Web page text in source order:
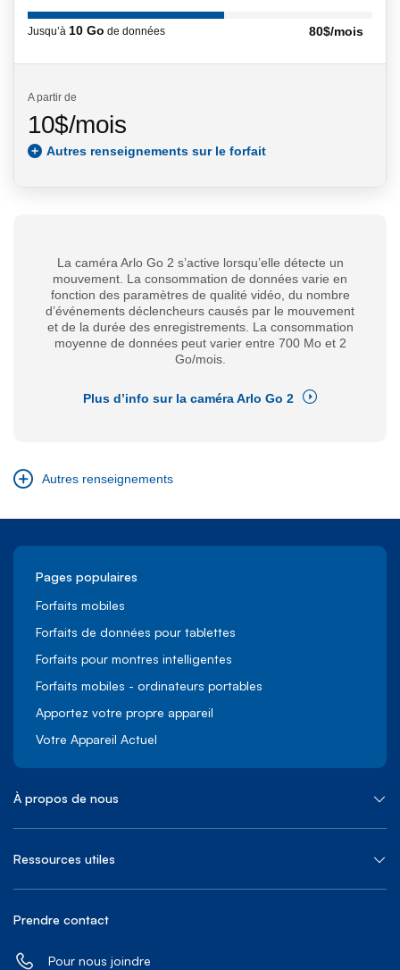
Jusqu’à 10 Go de données 80$/mois
$80 par mois
A partir de
10$/mois
dollars par mois
$10.00 par mois
Forfait flexible
Autres renseignements sur le forfait
La caméra Arlo Go 2 s’active lorsqu’elle détecte un
mouvement. La consommation de données varie en
fonction des paramètres de qualité vidéo, du nombre
d’événements déclencheurs causés par le mouvement
et de la durée des enregistrements. La consommation
moyenne de données peut varier entre 700 Mo et 2
Go/mois.
Plus d’info sur la caméra Arlo Go 2
expand
Autres renseignements
Pages populaires
Forfaits mobiles
Forfaits de données pour tablettes
Forfaits pour montres intelligentes
Forfaits mobiles - ordinateurs portables
Apportez votre propre appareil
Votre Appareil Actuel
À propos de nous
Ressources utiles
Prendre contact
Pour nous joindre